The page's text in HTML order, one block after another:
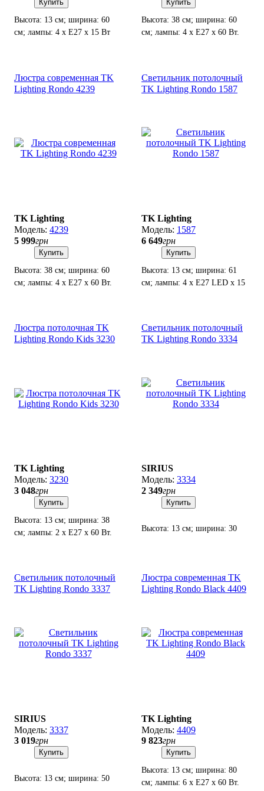
Купить
Высота: 13 см; ширина: 60
см; лампы: 4 х Е27 х 15 Вт
Купить
Высота: 38 см; ширина: 60
см; лампы: 4 х Е27 х 60 Вт.
Люстра современная TK
Lighting Rondo 4239
TK Lighting
4239
5 999грн
Купить
Высота: 38 см; ширина: 60
см; лампы: 4 х Е27 х 60 Вт.
Светильник потолочный
TK Lighting Rondo 1587
TK Lighting
1587
6 649грн
Купить
Высота: 13 см; ширина: 61
см; лампы: 4 х Е27 LED х 15
Люстра потолочная TK
Lighting Rondo Kids 3230
TK Lighting
3230
3 048грн
Купить
Высота: 13 см; ширина: 38
см; лампы: 2 х Е27 х 60 Вт.
Светильник потолочный
TK Lighting Rondo 3334
SIRIUS
3334
2 349грн
Купить
Высота: 13 см; ширина: 30
Светильник потолочный
TK Lighting Rondo 3337
SIRIUS
3337
3 019грн
Купить
Высота: 13 см; ширина: 50
Люстра современная TK
Lighting Rondo Black 4409
TK Lighting
4409
9 823грн
Купить
Высота: 13 см; ширина: 80
см; лампы: 6 х Е27 х 60 Вт.